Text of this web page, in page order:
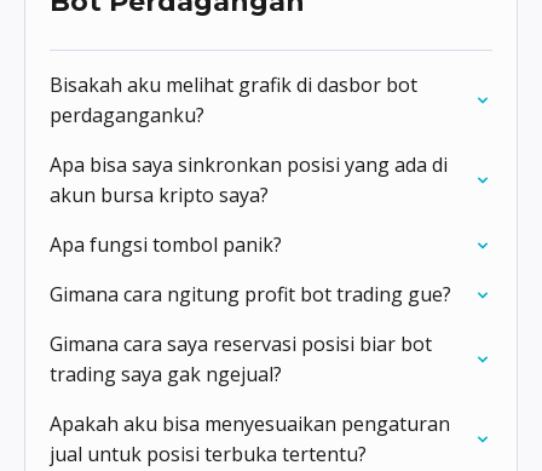
Bisakah aku melihat grafik di dasbor bot
perdaganganku?
Apa bisa saya sinkronkan posisi yang ada di
akun bursa kripto saya?
Apa fungsi tombol panik?
Gimana cara ngitung profit bot trading gue?
Gimana cara saya reservasi posisi biar bot
trading saya gak ngejual?
Apakah aku bisa menyesuaikan pengaturan
jual untuk posisi terbuka tertentu?